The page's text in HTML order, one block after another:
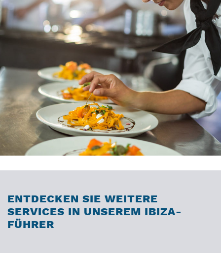
ENTDECKEN SIE WEITERE
SERVICES IN UNSEREM IBIZA-
FÜHRER